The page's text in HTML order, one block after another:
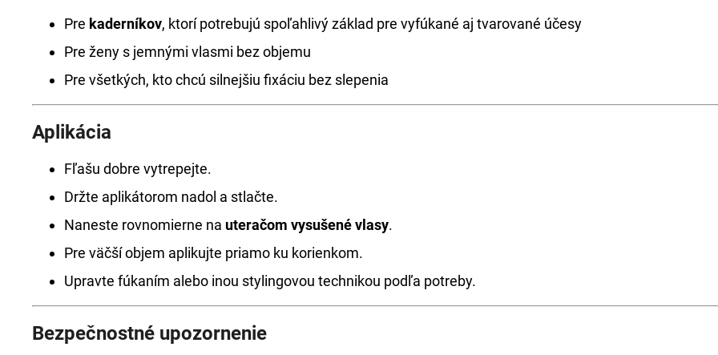
Pre kaderníkov, ktorí potrebujú spoľahlivý základ pre vyfúkané aj tvarované účesy
Pre ženy s jemnými vlasmi bez objemu
Pre všetkých, kto chcú silnejšiu fixáciu bez slepenia
Aplikácia
Fľašu dobre vytrepejte.
Držte aplikátorom nadol a stlačte.
Naneste rovnomierne na uteračom vysušené vlasy.
Pre väčší objem aplikujte priamo ku korienkom.
Upravte fúkaním alebo inou stylingovou technikou podľa potreby.
Bezpečnostné upozornenie